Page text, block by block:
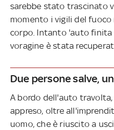
sarebbe stato trascinato
momento i vigili del
corpo. Intanto 'auto
voragine è stata
Due persone salve,
A bordo dell'auto
appreso, oltre
uomo, che è riuscito a